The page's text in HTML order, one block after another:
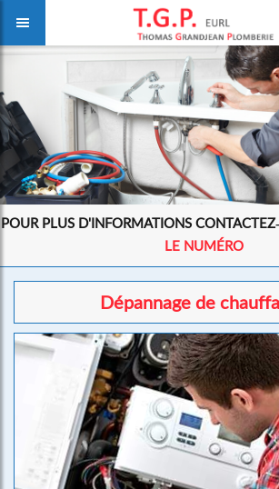
POUR PLUS D'INFORMATIONS
LE NUMÉRO
Dépannage de